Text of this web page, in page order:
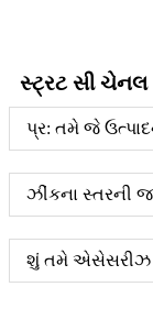
સ્ટ્રટ સી ચેનલ
પ્ર: તમે જે
ઝીંકના સ્તરની
શું તમે એસેસરીઝ